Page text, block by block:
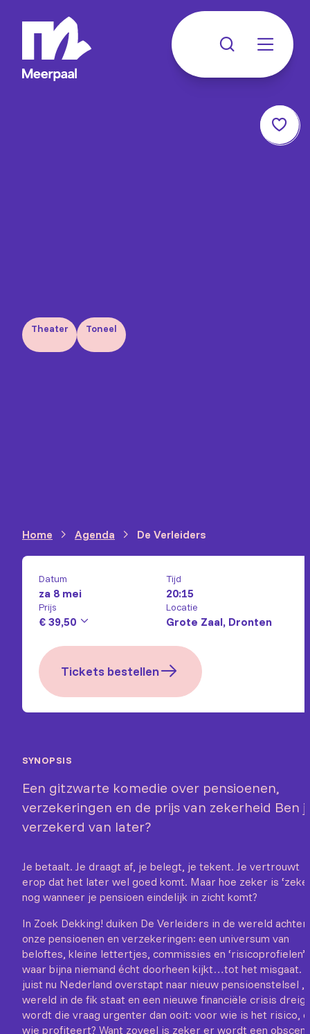
Theater Toneel
Home Agenda De Verleiders
Datum
za 8 mei
Tijd
20:15
Prijs
€ 39,50
Locatie
Grote Zaal, Dronten
Tickets bestellen
SYNOPSIS
Een gitzwarte komedie over pensioenen,
verzekeringen en de prijs van zekerheid Ben
verzekerd van later?
Je betaalt. Je draagt af, je belegt, je tekent. Je vertrouwt
erop dat het later wel goed komt. Maar hoe zeker is
nog wanneer je pensioen eindelijk in zicht komt?
In Zoek Dekking! duiken De Verleiders in de wereld achter
onze pensioenen en verzekeringen: een universum van
beloftes, kleine lettertjes, commissies en ‘risicoprofielen’
waar bijna niemand écht doorheen kijkt…tot het misgaat.
juist nu Nederland overstapt naar nieuw pensioenstelsel ,
wereld in de fik staat en een nieuwe financiële crisis dreigt
wordt die vraag urgenter dan ooit: voor wie is het risico,
wie profiteert? Want zoveel is zeker er wordt een